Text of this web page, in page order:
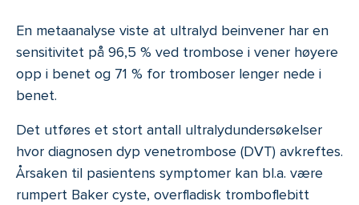
En metaanalyse viste at ultralyd beinvener har en
sensitivitet på 96,5 % ved trombose i vener høyere
opp i benet og 71 % for tromboser lenger nede i
benet.
Det utføres et stort antall ultralydundersøkelser
hvor diagnosen dyp venetrombose (DVT) avkreftes.
Årsaken til pasientens symptomer kan bl.a. være
rumpert Baker cyste, overfladisk tromboflebitt